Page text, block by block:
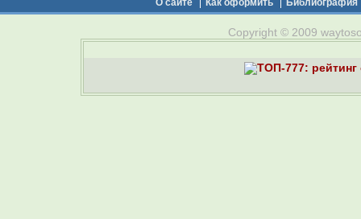
О сайте Как оформить Библиография
Copyright © 2009